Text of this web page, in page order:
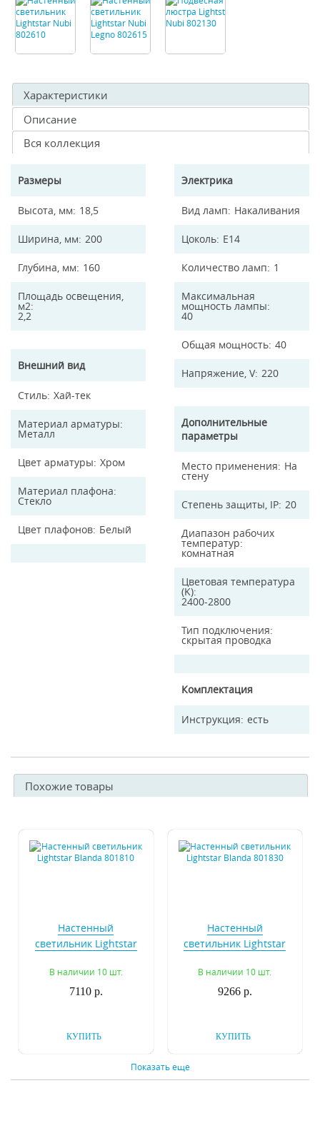
Характеристики
Описание
Вся коллекция
Размеры
Высота, мм 18,5
Ширина, мм 200
Глубина, мм 160
Площадь освещения,
м2
2,2
Внешний вид
Стиль Хай-тек
Материал арматуры
Металл
Цвет арматуры Хром
Материал плафона
Стекло
Цвет плафонов Белый
Электрика
Вид ламп Накаливания
Цоколь E14
Количество ламп 1
Максимальная
мощность лампы
40
Общая мощность 40
Напряжение, V 220
Дополнительные
параметры
Место применения На
стену
Степень защиты, IP 20
Диапазон рабочих
температур
комнатная
Цветовая температура
(K)
2400-2800
Тип подключения
скрытая проводка
Комплектация
Инструкция есть
Похожие товары
Настенный
светильник Lightstar
В наличии 10 шт.
7110 р.
КУПИТЬ
Настенный
светильник Lightstar
В наличии 10 шт.
9266 р.
КУПИТЬ
Показать еще